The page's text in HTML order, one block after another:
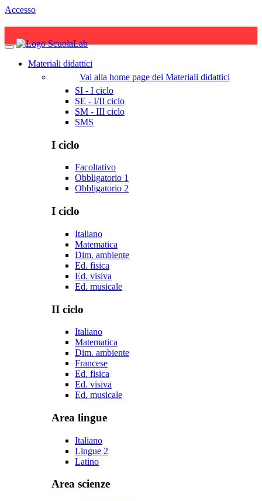
Accesso
Materiali didattici
Vai alla home page dei Materiali didattici
SI - I ciclo
SE - I/II ciclo
SM - III ciclo
SMS
I ciclo
Facoltativo
Obbligatorio 1
Obbligatorio 2
I ciclo
Italiano
Matematica
Dim. ambiente
Ed. fisica
Ed. visiva
Ed. musicale
II ciclo
Italiano
Matematica
Dim. ambiente
Francese
Ed. fisica
Ed. visiva
Ed. musicale
Area lingue
Italiano
Lingue 2
Latino
Area scienze